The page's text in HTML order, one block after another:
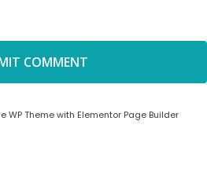
WP Theme with Elementor Page Builder